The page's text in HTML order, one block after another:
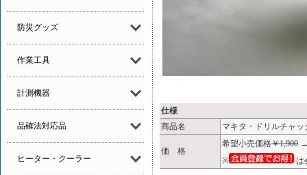
防災グッズ
作業工具
計測機器
品確法対応品
ヒーター・クーラー
仕様
商品名
マキタ・ドリルチャッ
価 格
希望小売価格￥1,900
※
は